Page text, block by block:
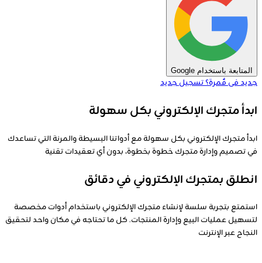
المتابعة باستخدام Google
جديد فى قٌمرة؟تسجيل جديد
ابدأ متجرك الإلكتروني بكل سهولة
ابدأ متجرك الإلكتروني بكل سهولة مع أدواتنا البسيطة والمرنة التي تساعدك
في تصميم وإدارة متجرك خطوة بخطوة، بدون أي تعقيدات تقنية
انطلق بمتجرك الإلكتروني في دقائق
استمتع بتجربة سلسة لإنشاء متجرك الإلكتروني باستخدام أدوات مخصصة
لتسهيل عمليات البيع وإدارة المنتجات. كل ما تحتاجه في مكان واحد لتحقيق
النجاح عبر الإنترنت